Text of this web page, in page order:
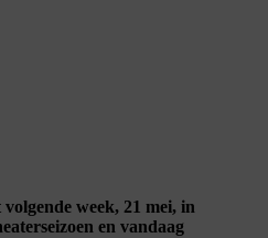
week, 21 mei, in
en vandaag